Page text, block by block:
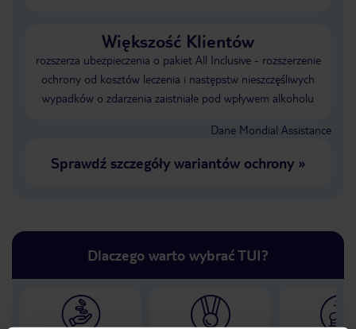
Większość Klientów
rozszerza ubezpieczenia o pakiet All Inclusive - rozszerzenie
ochrony od kosztów leczenia i następstw nieszczęśliwych
wypadków o zdarzenia zaistniałe pod wpływem alkoholu
Dane Mondial Assistance
Sprawdź szczegóły wariantów ochrony»
Dlaczego warto wybrać TUI?